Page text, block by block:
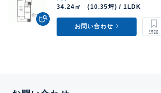
34.24㎡ (10.35坪) / 1LDK
お問い合わせ